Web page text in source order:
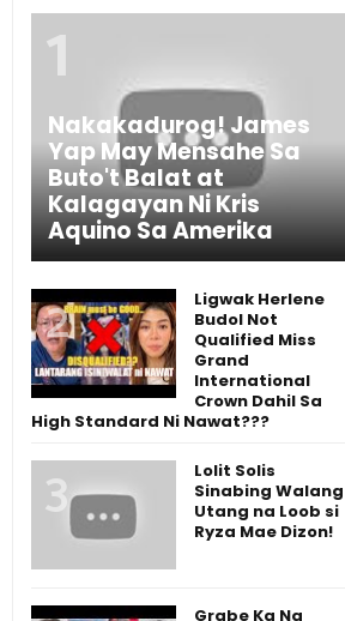
Nakakadurog! James
Yap May Mensahe Sa
Buto't Balat at
Kalagayan Ni Kris
Aquino Sa Amerika
Ligwak Herlene
Budol Not
Qualified Miss
Grand
International
Crown Dahil Sa
High Standard Ni Nawat???
Lolit Solis
Sinabing Walang
Utang na Loob si
Ryza Mae Dizon!
Grabe Ka Na